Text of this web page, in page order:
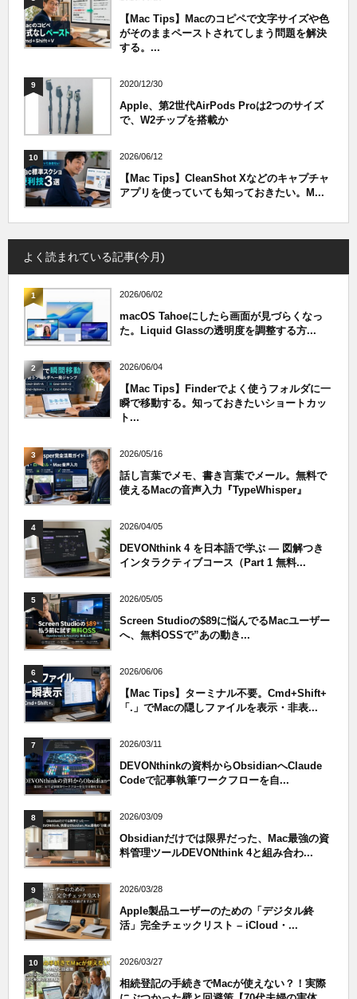
【Mac Tips】Macのコピペで文字サイズや色
がそのままペーストされてしまう問題を解決
する。...
9 2020/12/30
Apple、第2世代AirPods Proは2つのサイズ
で、W2チップを搭載か
10 2026/06/12
【Mac Tips】CleanShot Xなどのキャプチャ
アプリを使っていても知っておきたい。M...
よく読まれている記事(今月)
1 2026/06/02
macOS Tahoeにしたら画面が見づらくなっ
た。Liquid Glassの透明度を調整する方...
2 2026/06/04
【Mac Tips】Finderでよく使うフォルダに一
瞬で移動する。知っておきたいショートカッ
ト...
3 2026/05/16
話し言葉でメモ、書き言葉でメール。無料で
使えるMacの音声入力『TypeWhisper』
4 2026/04/05
DEVONthink 4 を日本語で学ぶ — 図解つき
インタラクティブコース（Part 1 無料...
5 2026/05/05
Screen Studioの$89に悩んでるMacユーザー
へ、無料OSSで”あの動き...
6 2026/06/06
【Mac Tips】ターミナル不要。Cmd+Shift+
「.」でMacの隠しファイルを表示・非表...
7 2026/03/11
DEVONthinkの資料からObsidianへClaude
Codeで記事執筆ワークフローを自...
8 2026/03/09
Obsidianだけでは限界だった、Mac最強の資
料管理ツールDEVONthink 4と組み合わ...
9 2026/03/28
Apple製品ユーザーのための「デジタル終
活」完全チェックリスト – iCloud・...
10 2026/03/27
相続登記の手続きでMacが使えない？！実際